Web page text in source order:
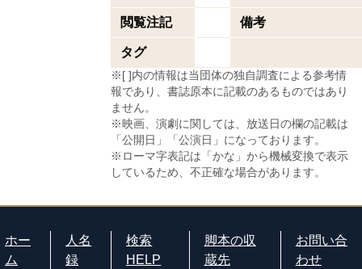
閲覧注記 備考
タグ
※[ ]内の情報は当団体の独自調査による参考情
報であり、書誌原本に記載のあるものではあり
ません。
※映画、演劇に関しては、放送日の欄の記載は
「公開日」「公演日」になっております。
※ローマ字表記は「かな」から機械変換で表示
しているため、不正確な場合があります。
ホー
ム
人名
録
検索
HELP
脚本の収
蔵先
お問い合
わせ